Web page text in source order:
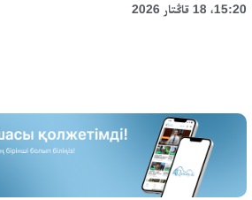
15:20، 18 قاڭتار 2026